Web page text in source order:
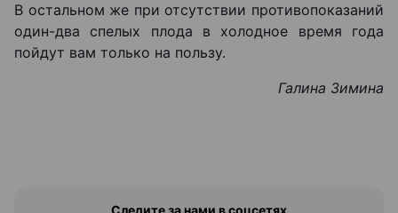
В остальном же при отсутствии противопоказаний
один-два спелых плода в холодное время года
пойдут вам только на пользу.
Галина Зимина
Следите за нами в соцсетях